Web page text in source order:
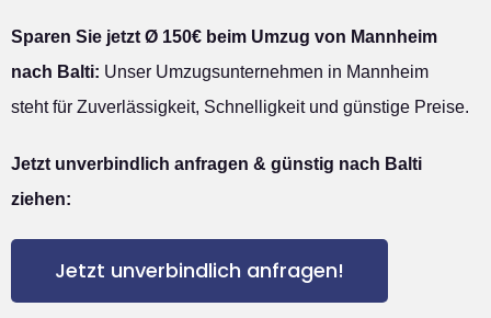
Sparen Sie jetzt Ø 150€ beim Umzug von Mannheim
nach Balti: Unser Umzugsunternehmen in Mannheim
steht für Zuverlässigkeit, Schnelligkeit und günstige Preise.
Jetzt unverbindlich anfragen & günstig nach Balti
ziehen:
Jetzt unverbindlich anfragen!